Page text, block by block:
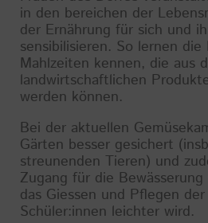
in den bereichen der
der Ernährung für sich und
sensibilisieren. So lernen
Mahlzeiten kennen, die aus
landwirtschaftlichen
werden können.
Bei der aktuellen
Gärten besser gesichert
streunenden Tieren) und
Zugang für die
das Giessen und Pflegen
Schüler:innen leichter wird.